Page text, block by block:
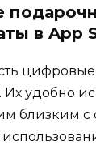
в App
удобно
близким с